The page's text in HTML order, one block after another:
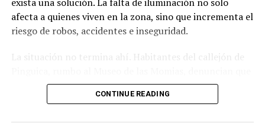
afecta a quienes viven en la zona, sino que incrementa el
riesgo de robos, accidentes e inseguridad.
La situación no termina ahí. Habitantes del callejón de
nuevamente carecen de alumbrado público. Afirman que
caminar por ese lugar durante la noche se ha convertido
CONTINUE READING